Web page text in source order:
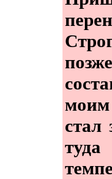
стал